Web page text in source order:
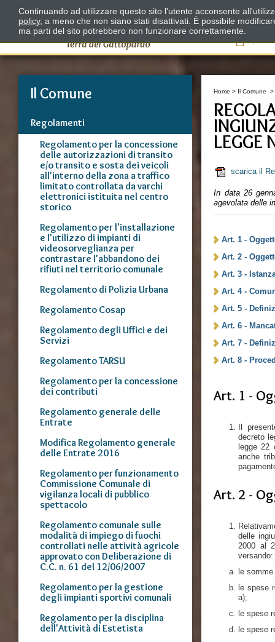
Il
Il Comune
Regolamenti
Regolamento per la concessione
delle autorizzazioni di transito
e/o transito e sosta dei veicoli
all'interno della zona a traffico
limitato controllata da varchi
elettronici istituita nel centro
storico
Regolamento per l'installazione
e l'utilizzo di impianti di
videosorveglianza per
contrastare l'abbandono dei
rifiuti nel territorio comunale
Regolamento di Polizia Urbana
Regolamento Cosap
Regolamento degli Uffici e dei
Servizi
Regolamento TARSU
Regolamento per la concessione
dei contributi
Regolamento generale delle
Entrate
Modifica Regolamento generale
delle Entrate 2016
Regolamento per funzionamento
Commissione Comunale di
vigilanza locali di pubblico
spettacolo
Regolamento comunale sulle
modalità di impiego di fuochi
controllati nelle attività agricole
approvato con Deliberazione di
C.C. n. 61 del 12/06/2007
Regolamento per la gestione
degli impianti sportivi comunali
Regolamento per la disciplina
dell'Attività di Estetista
Home > Il Comune
LEGGE
scarica il
In data 26
agevolata delle
Art. 1 -
Art. 2 -
Art. 3 -
Art. 4 -
Art. 5 -
Art. 6 -
Art. 7 -
Art. 8 -
Art. 1 -
Il
decreto
legge 22
anche
Art. 2 -
delle
2000 al
versando:
le
le spese
a);
le spese
le spese
Continuando ad utilizzare questo sito l'utente acconsente
policy, a meno che non siano stati disattivati. È possibile
ma parti del sito potrebbero non funzionare correttamente.